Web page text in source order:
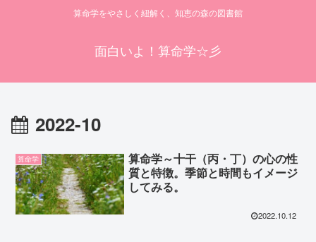
算命学をやさしく紐解く、知恵の森の図書館
面白いよ！算命学☆彡
2022-10
算命学
算命学～十干（丙・丁）の心の性
質と特徴。季節と時間もイメージ
してみる。
2022.10.12